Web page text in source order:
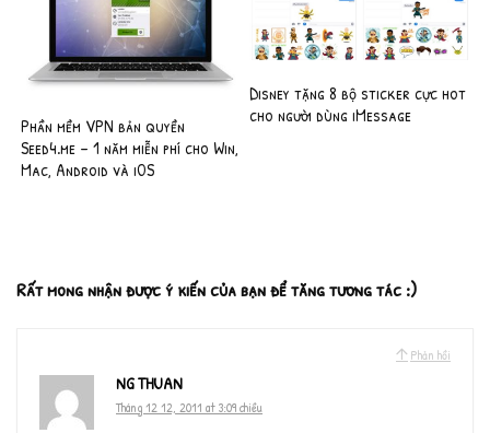
Phần mềm VPN bản quyền
Seed4.me – 1 năm miễn phí cho Win,
Mac, Android và iOS
Disney tặng 8 bộ sticker cực hot
cho người dùng iMessage
Rất mong nhận được ý kiến của bạn để tăng tương tác :)
Phản hồi
NG THUAN
Tháng 12 12, 2011 at 3:09 chiều